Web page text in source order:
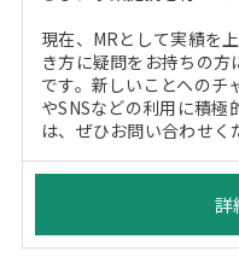
現在、MRとして実績を
き方に疑問をお持ちの
です。新しいことへのチ
やSNSなどの利用に積極
は、ぜひお問い合わせく
詳